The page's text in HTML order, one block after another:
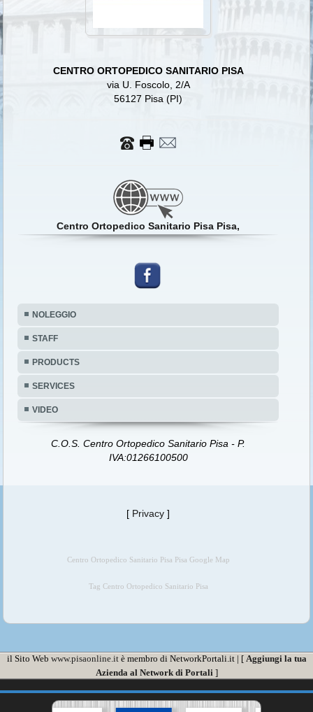
CENTRO ORTOPEDICO SANITARIO PISA
via U. Foscolo, 2/A
56127 Pisa (PI)
Centro Ortopedico Sanitario Pisa Pisa,
NOLEGGIO
STAFF
PRODUCTS
SERVICES
VIDEO
C.O.S. Centro Ortopedico Sanitario Pisa - P.
IVA:01266100500
[ Privacy ]
Centro Ortopedico Sanitario Pisa Pisa Google Map
Tag Centro Ortopedico Sanitario Pisa
il Sito Web www.pisaonline.itè membro di NetworkPortali.it | [ Aggiungi la tua
Azienda al Network di Portali ]